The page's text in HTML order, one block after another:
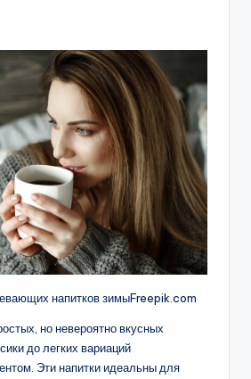
напитков зимыFreepik.com
но невероятно вкусных
до легких вариаций
Эти напитки идеальны для